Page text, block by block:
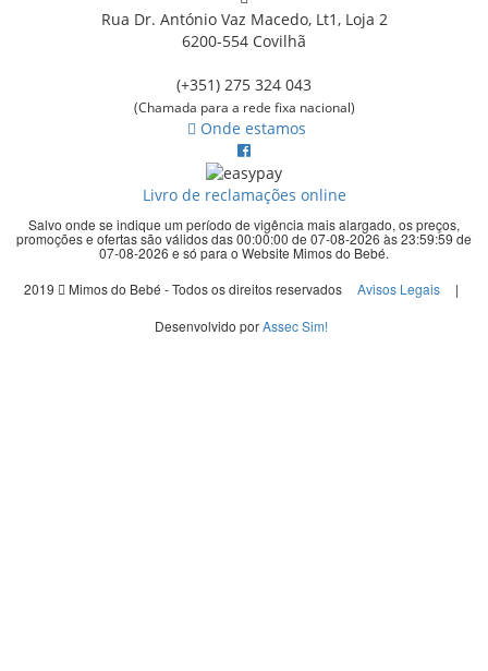
Rua Dr. António Vaz Macedo, Lt1, Loja 2
6200-554 Covilhã
(+351) 275 324 043
(Chamada para a rede fixa nacional)
Onde estamos
Livro de reclamações online
Salvo onde se indique um período de vigência mais alargado, os preços,
promoções e ofertas são válidos das 00:00:00 de 07-08-2026 às 23:59:59 de
07-08-2026 e só para o Website Mimos do Bebé.
2019
Mimos do Bebé - Todos os direitos reservados Avisos Legais
|
Desenvolvido porAssec Sim!